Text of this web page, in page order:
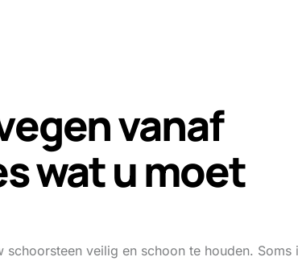
vanaf
wat u moet
veilig en schoon te houden.